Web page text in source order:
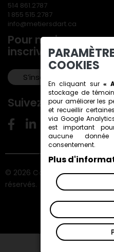
514 861.2787
1 855 515.2787
info@metiersdart.ca
Pour ne rien
inscrivez-vous à
S’inscrire!
Suivez-nous!
© 2026 Conseil des métiers
réservés.
COOKIES
En cliquant sur «
stockage de
pour améliorer les
et recueillir
via Google
est important
aucune
consentement.
Plus